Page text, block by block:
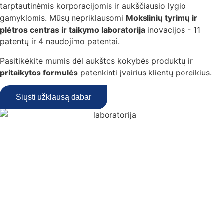
tarptautinėmis korporacijomis ir aukščiausio lygio
gamyklomis. Mūsų nepriklausomi Mokslinių tyrimų ir
plėtros centras ir taikymo laboratorija inovacijos - 11
patentų ir 4 naudojimo patentai.
Pasitikėkite mumis dėl aukštos kokybės produktų ir
pritaikytos formulės patenkinti įvairius klientų poreikius.
Siųsti užklausą dabar